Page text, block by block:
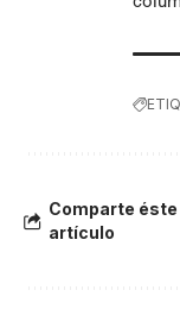
Comparte éste
artículo